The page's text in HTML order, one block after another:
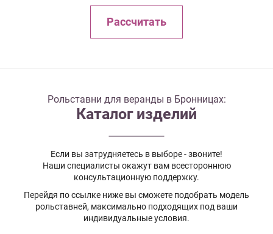
Рассчитать
Рольставни для веранды в Бронницах:
Каталог изделий
Если вы затрудняетесь в выборе - звоните!
Наши специалисты окажут вам всестороннюю
консультационную поддержку.
Перейдя по ссылке ниже вы сможете подобрать модель
рольставней, максимально подходящих под ваши
индивидуальные условия.